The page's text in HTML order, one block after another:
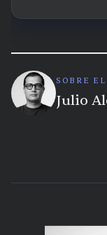
SOBRE
Julio